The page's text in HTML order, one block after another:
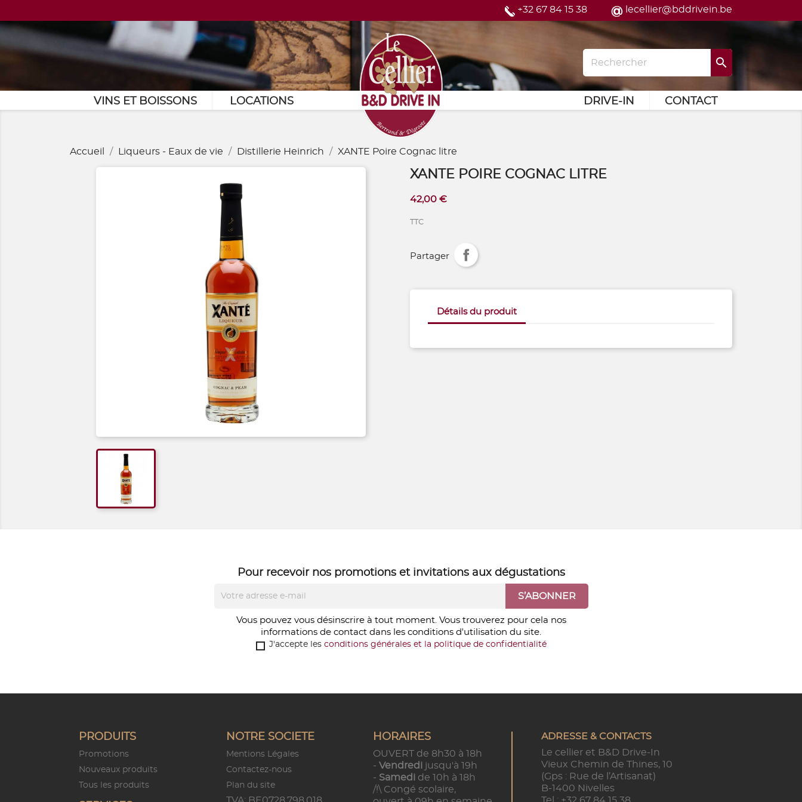
+32 67 84 15 38 lecellier@bddrivein.be
VINS ET BOISSONS LOCATIONS CONTACT
DRIVE-IN
Page d'accueil

Accueil Liqueurs - Eaux de vie Distillerie Heinrich XANTE Poire Cognac litre
XANTE POIRE COGNAC LITRE
42,00 €
TTC
Partager
Détails du produit
Pour recevoir nos promotionset invitations aux dégustations
Vous pouvez vous désinscrire à tout moment. Vous trouverez pour cela nos
informations de contact dans les conditions d'utilisation du site.
J'accepte les conditions générales et la politique de confidentialité
PRODUITS
Promotions
Nouveaux produits
Tous les produits
NOTRE SOCIETE
Mentions Légales
Contactez-nous
Plan du site
HORAIRES
OUVERT de 8h30 à 18h
-Vendredi jusqu'à 19h
- Samedi de 10h à 18h
/!\ Congé scolaire,
ADRESSE & CONTACTS
Le cellier et B&D Drive-In
Vieux Chemin de Thines, 10
(Gps : Rue de l’Artisanat)
B-1400 Nivelles